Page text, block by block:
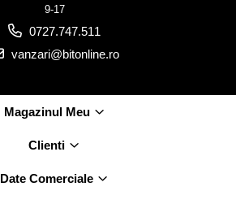
9-17
0727.747.511
vanzari@bitonline.ro
Magazinul Meu
Clienti
Date Comerciale